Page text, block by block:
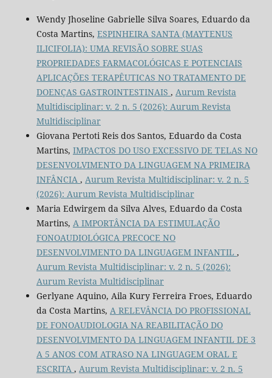
Wendy Jhoseline Gabrielle Silva Soares, Eduardo da
Costa Martins, ESPINHEIRA SANTA (MAYTENUS
ILICIFOLIA): UMA REVISÃO SOBRE SUAS
PROPRIEDADES FARMACOLÓGICAS E POTENCIAIS
APLICAÇÕES TERAPÊUTICAS NO TRATAMENTO DE
DOENÇAS GASTROINTESTINAIS , Aurum Revista
Multidisciplinar: v. 2 n. 5 (2026): Aurum Revista
Multidisciplinar
Giovana Pertoti Reis dos Santos, Eduardo da Costa
Martins, IMPACTOS DO USO EXCESSIVO DE TELAS NO
DESENVOLVIMENTO DA LINGUAGEM NA PRIMEIRA
INFÂNCIA , Aurum Revista Multidisciplinar: v. 2 n. 5
(2026): Aurum Revista Multidisciplinar
Maria Edwirgem da Silva Alves, Eduardo da Costa
Martins, A IMPORTÂNCIA DA ESTIMULAÇÃO
FONOAUDIOLÓGICA PRECOCE NO
DESENVOLVIMENTO DA LINGUAGEM INFANTIL ,
Aurum Revista Multidisciplinar: v. 2 n. 5 (2026):
Aurum Revista Multidisciplinar
Gerlyane Aquino, Aila Kury Ferreira Froes, Eduardo
da Costa Martins, A RELEVÂNCIA DO PROFISSIONAL
DE FONOAUDIOLOGIA NA REABILITAÇÃO DO
DESENVOLVIMENTO DA LINGUAGEM INFANTIL DE 3
A 5 ANOS COM ATRASO NA LINGUAGEM ORAL E
ESCRITA , Aurum Revista Multidisciplinar: v. 2 n. 5